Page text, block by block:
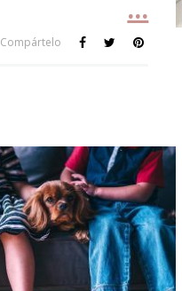
Compártelo